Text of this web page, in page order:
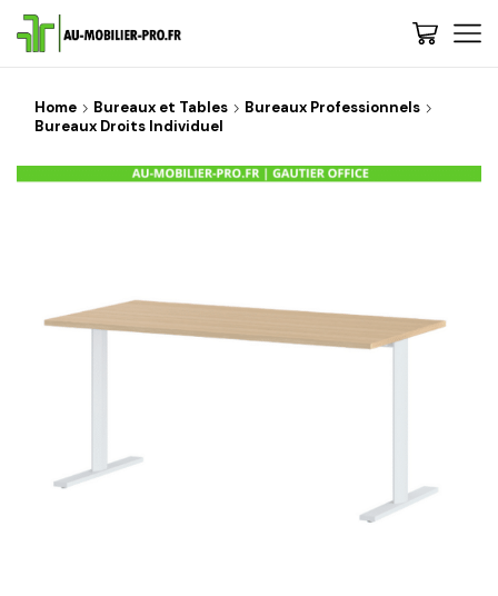
Home Bureaux et Tables
Bureaux Professionnels
Bureaux Droits Individuel